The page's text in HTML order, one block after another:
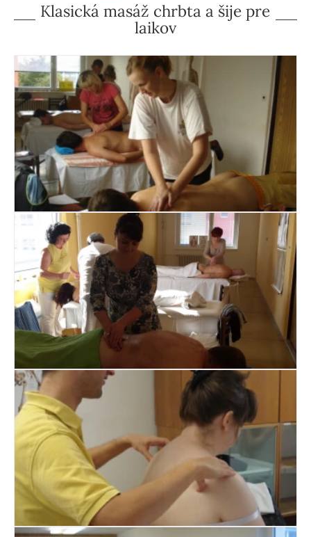
Klasická masáž chrbta a šije pre
laikov